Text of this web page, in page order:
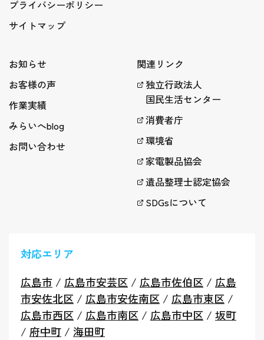
プライバシーポリシー
サイトマップ
お知らせ
お客様の声
作業実績
みらいへblog
お問い合わせ
関連リンク
独立行政法人
国民生活センター
消費者庁
環境省
家電製品協会
遺品整理士認定協会
SDGsについて
対応エリア
広島市 / 広島市安芸区 / 広島市佐伯区 / 広島
市安佐北区 / 広島市安佐南区 / 広島市東区 /
広島市西区 / 広島市南区 / 広島市中区 / 坂町
/ 府中町 / 海田町